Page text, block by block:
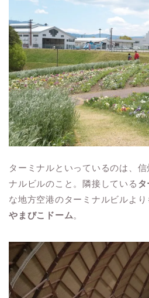
ターミナルといっているのは、
ナルビルのこと。隣接している
な地方空港のターミナルビルよ
やまびこドーム。